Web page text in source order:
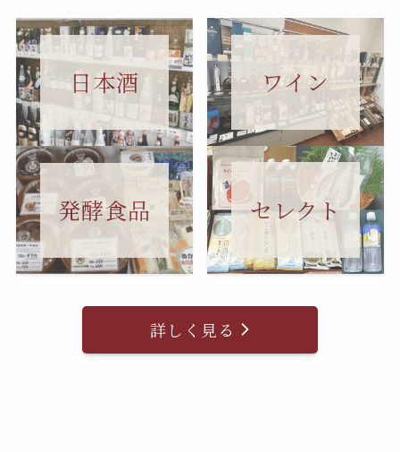
日本酒 ワイン
発酵食品 セレクト
詳しく見る